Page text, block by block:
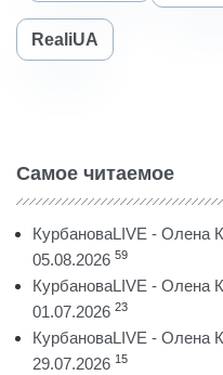
RealiUA
Самое читаемое
КурбановаLIVE - Олена
05.08.2026 59
КурбановаLIVE - Олена
01.07.2026 23
КурбановаLIVE - Олена
29.07.2026 15